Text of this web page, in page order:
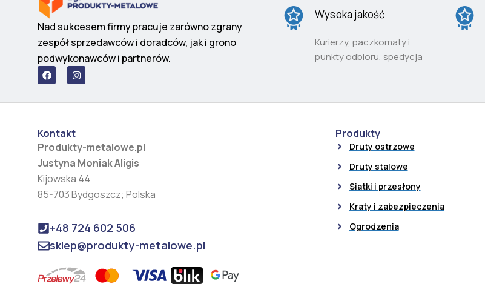
Nad sukcesem firmy pracuje zarówno zgrany
zespół sprzedawców i doradców, jak i grono
podwykonawców i partnerów.
F
a
c
b
k
I
n
s
a
a
m
Wysoka jakość
Kurierzy, paczkomaty i
punkty odbioru, spedycja
Kontakt
Produkty-metalowe.pl
Justyna Moniak Aligis
Kijowska 44
85-703 Bydgoszcz; Polska
+48 724 602 506
sklep@produkty-metalowe.pl
Produkty
Druty ostrzowe
Druty stalowe
Siatki i przesłony
Kraty i zabezpieczenia
Ogrodzenia